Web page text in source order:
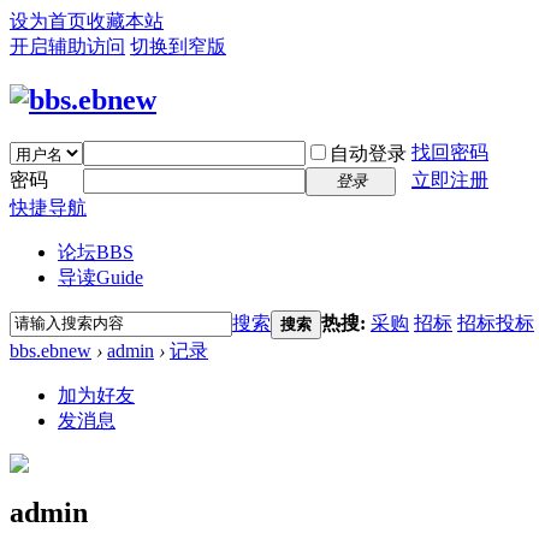
设为首页收藏本站
开启辅助访问 切换到窄版
自动登录 找回密码
密码
登录
立即注册
快捷导航
论坛BBS
导读Guide
搜索 搜索 热搜: 采购 招标 招标投标
bbs.ebnew › admin › 记录
加为好友
发消息
admin